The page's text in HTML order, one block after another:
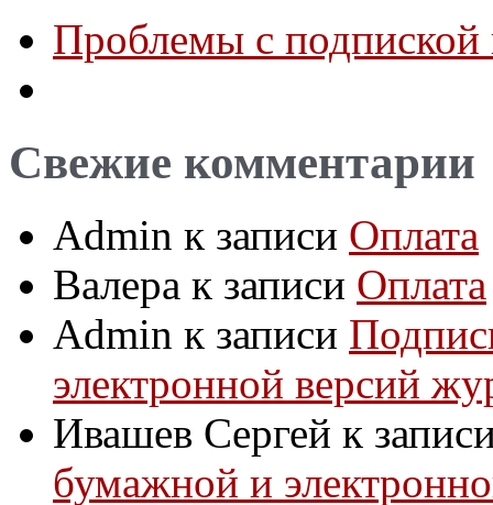
Проблемы с
Свежие комментарии
Admin к записи Оплата
Валера к записи Оплата
Admin к записи
электронной версий
Ивашев Сергей к
бумажной и